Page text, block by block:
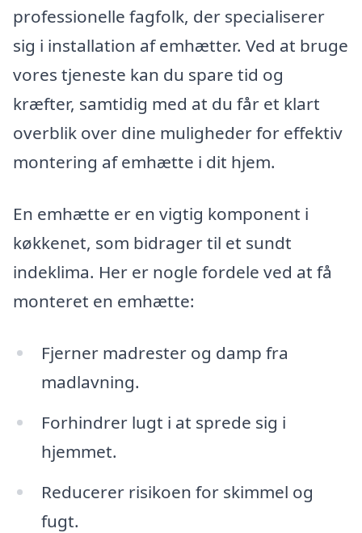
professionelle fagfolk, der specialiserer
sig i installation af emhætter. Ved at bruge
vores tjeneste kan du spare tid og
kræfter, samtidig med at du får et klart
overblik over dine muligheder for effektiv
montering af emhætte i dit hjem.
En emhætte er en vigtig komponent i
køkkenet, som bidrager til et sundt
indeklima. Her er nogle fordele ved at få
monteret en emhætte:
Fjerner madrester og damp fra
madlavning.
Forhindrer lugt i at sprede sig i
hjemmet.
Reducerer risikoen for skimmel og
fugt.